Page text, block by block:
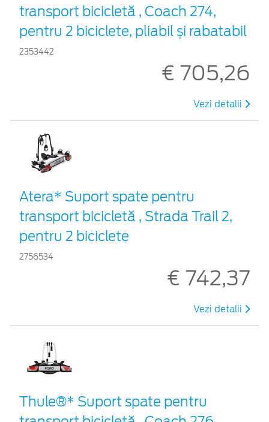
transport bicicletă , Coach 274,
pentru 2 biciclete, pliabil și rabatabil
2353442
€ 705,26
Vezi detalii
Atera* Suport spate pentru
transport bicicletă , Strada Trail 2,
pentru 2 biciclete
2756534
€ 742,37
Vezi detalii
Thule®* Suport spate pentru